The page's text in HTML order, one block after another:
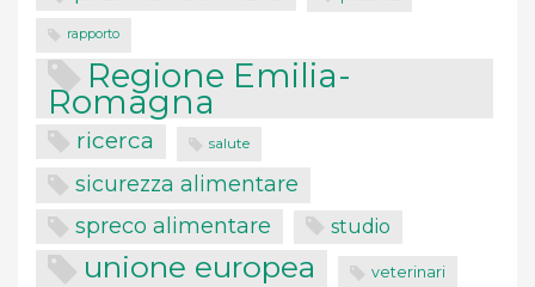
rapporto
Regione Emilia-
Romagna
ricerca salute
sicurezza alimentare
spreco alimentare studio
unione europea veterinari